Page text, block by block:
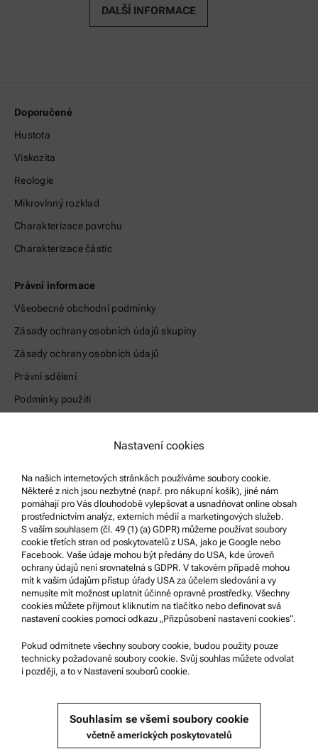
DALŠÍ INFORMACE
Doporučené
Hustota
Viskozita
Reologie
Mikrovlnný rozklad
Charakterizace povrchu
Charakterizace částic
Právní informace
Všeobecné obchodní podmínky
Zásady ochrany osobních údajů skupiny
Zásady ochrany osobních údajů
Právní sdělení
Podmínky použití
Systém oznamování nekalých praktik
Podpora produktů
Certifikovaný servis Anton Paar
Prohlášení o bezpečnosti
Technická centra společnosti Anton Paar
Kontaktujte nás
Informace o společnosti
Novinky
Média
Nastavení cookies
Na našich internetových stránkách používáme soubory cookie.
Některé z nich jsou nezbytné (např. pro nákupní košík), jiné nám
pomáhají pro Vás dlouhodobě vylepšovat a usnadňovat online obsah
prostřednictvím analýz, externích médií a marketingových služeb.
S vaším souhlasem (čl. 49 (1) (a) GDPR) můžeme používat soubory
cookie třetích stran od poskytovatelů z USA, jako je Google nebo
Facebook. Vaše údaje mohou být předány do USA, kde úroveň
ochrany údajů není srovnatelná s GDPR. V takovém případě mohou
mít k vašim údajům přístup úřady USA za účelem sledování a vy
nemusíte mít možnost uplatnit účinné opravné prostředky. Všechny
cookies můžete přijmout kliknutím na tlačítko nebo definovat svá
nastavení cookies pomocí odkazu „Přizpůsobení nastavení cookies“.
Pokud odmítnete všechny soubory cookie, budou použity pouze
technicky požadované soubory cookie. Svůj souhlas můžete odvolat
i později, a to v Nastavení souborů cookie.
Souhlasím se všemi soubory cookie
včetně amerických poskytovatelů